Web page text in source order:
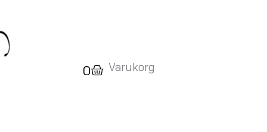
0
Varukorg
Varukorg